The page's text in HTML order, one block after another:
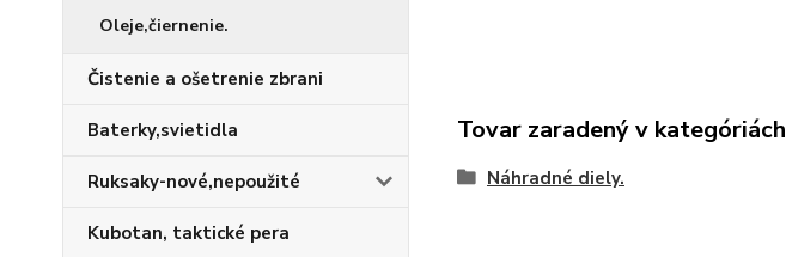
Oleje,čiernenie.
Čistenie a ošetrenie zbrani
Baterky,svietidla
Ruksaky-nové,nepoužité
Kubotan, taktické pera
Tovar zaradený v kategóriách
Náhradné diely.